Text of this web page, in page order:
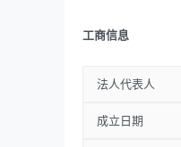
工商信息
法人代表人
成立日期